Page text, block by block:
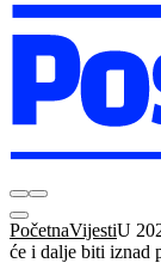
PočetnaVijestiU
će i dalje biti iznad